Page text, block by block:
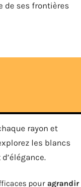
de ses frontières
rayon et
les blancs
pour agrandir